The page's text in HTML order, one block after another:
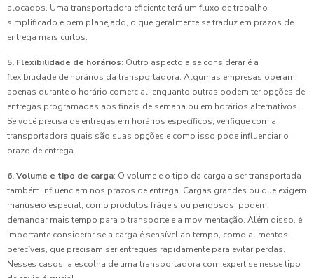
alocados. Uma transportadora eficiente terá um fluxo de trabalho
simplificado e bem planejado, o que geralmente se traduz em prazos de
entrega mais curtos.
5. Flexibilidade de horários: Outro aspecto a se considerar é a
flexibilidade de horários da transportadora. Algumas empresas operam
apenas durante o horário comercial, enquanto outras podem ter opções de
entregas programadas aos finais de semana ou em horários alternativos.
Se você precisa de entregas em horários específicos, verifique com a
transportadora quais são suas opções e como isso pode influenciar o
prazo de entrega.
6. Volume e tipo de carga: O volume e o tipo da carga a ser transportada
também influenciam nos prazos de entrega. Cargas grandes ou que exigem
manuseio especial, como produtos frágeis ou perigosos, podem
demandar mais tempo para o transporte e a movimentação. Além disso, é
importante considerar se a carga é sensível ao tempo, como alimentos
perecíveis, que precisam ser entregues rapidamente para evitar perdas.
Nesses casos, a escolha de uma transportadora com expertise nesse tipo